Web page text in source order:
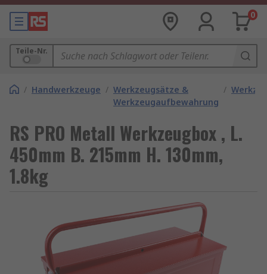
0
Teile-Nr.
/ Handwerkzeuge / Werkzeugsätze &
Werkzeugaufbewahrung
/
RS PRO Metall Werkzeugbox , L.
450mm B. 215mm H. 130mm,
1.8kg